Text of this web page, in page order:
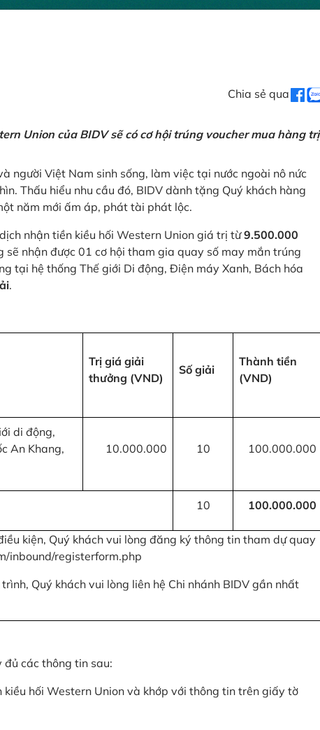
Chia sẻ qua
Union của BIDV sẽ có cơ hội trúng voucher mua hàng trị
người Việt Nam sinh sống, làm việc tại nước ngoài nô nức
Thấu hiểu nhu cầu đó, BIDV dành tặng Quý khách hàng
năm mới ấm áp, phát tài phát lộc.
nhận tiền kiều hối Western Union giá trị từ9.500.000
sẽ nhận được 01 cơ hội tham gia quay số may mắn trúng
tại hệ thống Thế giới Di động, Điện máy Xanh, Bách hóa
.
Trị giá giải
thưởng (VND)
Số giải
Thành tiền
(VND)
di động,
An Khang,
10.000.000 10 100.000.000
10 100.000.000
kiện, Quý khách vui lòng đăng ký thông tin tham dự quay
inbound/registerform.php
Quý khách vui lòng liên hệ Chi nhánh BIDV gần nhất
các thông tin sau:
hối Western Union và khớp với thông tin trên giấy tờ